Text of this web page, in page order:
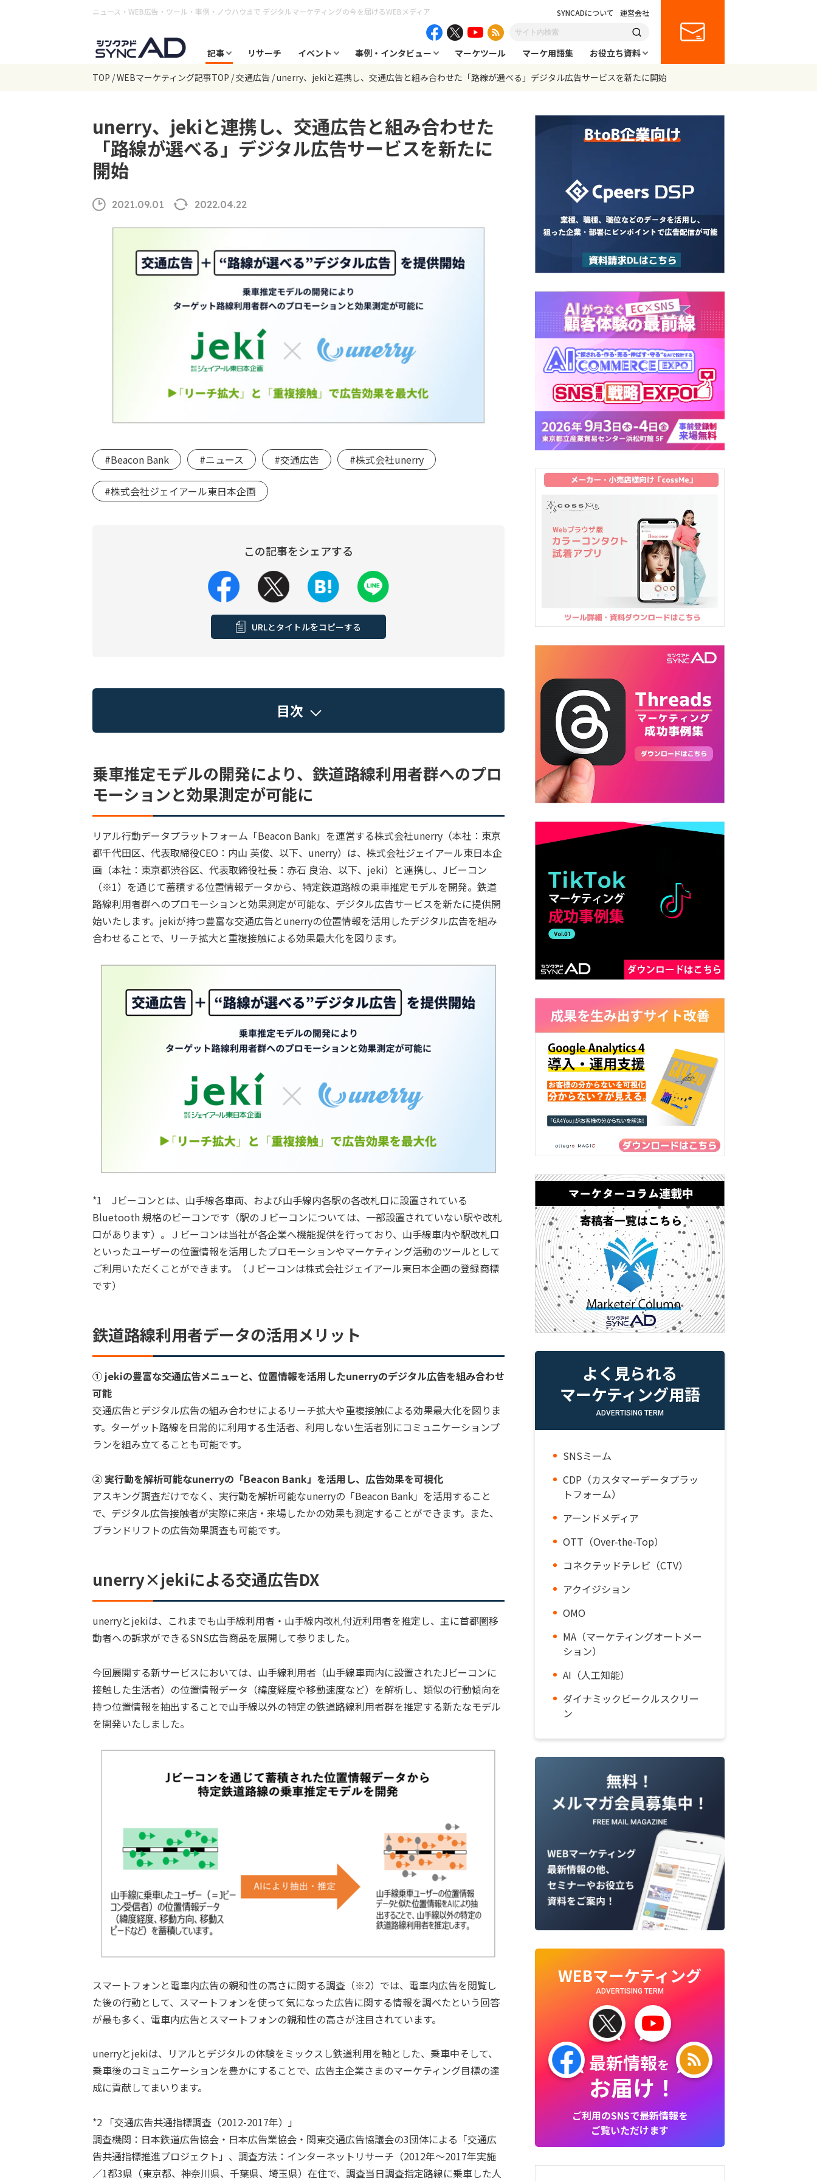
ニュース・WEB広告・ツール・事例・ノウハウまで デジタルマーケティングの今を届けるWEBメディア SYNCADについて 運営会社
記事 リサーチ イベント 事例・インタビュー マーケツール マーケ用語集
お役立ち資料
TOP WEBマーケティング記事TOP 交通広告 unerry、jekiと連携し、交通広告と組み合わせた「路線が選べる」デジタル広告サービスを新たに開始
unerry、jekiと連携し、交通広告と組み合わせた
「路線が選べる」デジタル広告サービスを新たに
開始
2021.09.01 2022.04.22
#Beacon Bank #ニュース #交通広告 #株式会社unerry
#株式会社ジェイアール東日本企画
この記事をシェアする
URLとタイトルをコピーする
目次
乗車推定モデルの開発により、鉄道路線利用者群へのプロ
モーションと効果測定が可能に
リアル行動データプラットフォーム「Beacon Bank」を運営する株式会社unerry（本社：東京
都千代田区、代表取締役CEO：内山 英俊、以下、unerry）は、株式会社ジェイアール東日本企
画（本社：東京都渋谷区、代表取締役社長：赤石 良治、以下、jeki）と連携し、Jビーコン
（※1）を通じて蓄積する位置情報データから、特定鉄道路線の乗車推定モデルを開発。鉄道
路線利用者群へのプロモーションと効果測定が可能な、デジタル広告サービスを新たに提供開
始いたします。jekiが持つ豊富な交通広告とunerryの位置情報を活用したデジタル広告を組み
合わせることで、リーチ拡大と重複接触による効果最大化を図ります。
*1 Jビーコンとは、山手線各車両、および山手線内各駅の各改札口に設置されている
Bluetooth 規格のビーコンです（駅のＪビーコンについては、一部設置されていない駅や改札
口があります）。Ｊビーコンは当社が各企業へ機能提供を行っており、山手線車内や駅改札口
といったユーザーの位置情報を活用したプロモーションやマーケティング活動のツールとして
ご利用いただくことができます。（Ｊビーコンは株式会社ジェイアール東日本企画の登録商標
です）
鉄道路線利用者データの活用メリット
① jekiの豊富な交通広告メニューと、位置情報を活用したunerryのデジタル広告を組み合わせ
可能
交通広告とデジタル広告の組み合わせによるリーチ拡大や重複接触による効果最大化を図りま
す。ターゲット路線を日常的に利用する生活者、利用しない生活者別にコミュニケーションプ
ランを組み立てることも可能です。
② 実行動を解析可能なunerryの「Beacon Bank」を活用し、広告効果を可視化
アスキング調査だけでなく、実行動を解析可能なunerryの「Beacon Bank」を活用すること
で、デジタル広告接触者が実際に来店・来場したかの効果も測定することができます。また、
ブランドリフトの広告効果調査も可能です。
unerry×jekiによる交通広告DX
unerryとjekiは、これまでも山手線利用者・山手線内改札付近利用者を推定し、主に首都圏移
動者への訴求ができるSNS広告商品を展開して参りました。
今回展開する新サービスにおいては、山手線利用者（山手線車両内に設置されたJビーコンに
接触した生活者）の位置情報データ（緯度経度や移動速度など）を解析し、類似の行動傾向を
持つ位置情報を抽出することで山手線以外の特定の鉄道路線利用者群を推定する新たなモデル
を開発いたしました。
スマートフォンと電車内広告の親和性の高さに関する調査（※2）では、電車内広告を閲覧し
た後の行動として、スマートフォンを使って気になった広告に関する情報を調べたという回答
が最も多く、電車内広告とスマートフォンの親和性の高さが注目されています。
unerryとjekiは、リアルとデジタルの体験をミックスし鉄道利用を軸とした、乗車中そして、
乗車後のコミュニケーションを豊かにすることで、広告主企業さまのマーケティング目標の達
成に貢献してまいります。
*2 「交通広告共通指標調査（2012-2017年）」
調査機関：日本鉄道広告協会・日本広告業協会・関東交通広告協議会の3団体による「交通広
告共通指標推進プロジェクト」、調査方法：インターネットリサーチ（2012年〜2017年実施
／1都3県（東京都、神奈川県、千葉県、埼玉県）在住で、調査当日調査指定路線に乗車した人
よく見られる
マーケティング用語
ADVERTISING TERM
SNSミーム
CDP（カスタマーデータプラッ
トフォーム）
アーンドメディア
OTT（Over-the-Top）
コネクテッドテレビ（CTV）
アクイジション
OMO
MA（マーケティングオートメー
ション）
AI（人工知能）
ダイナミックビークルスクリー
ン
WEBマーケティング
ADVERTISING TERM
最新情報を
お届け！
ご利用のSNSで最新情報を
ご覧いただけます